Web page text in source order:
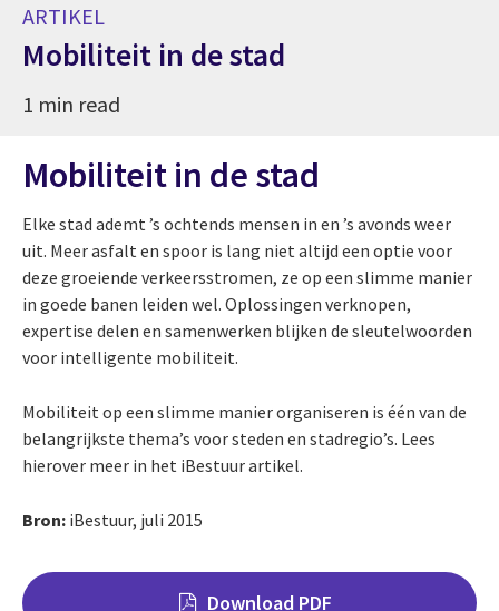
ARTIKEL
Mobiliteit in de stad
1 min read
Mobiliteit in de stad
Elke stad ademt ’s ochtends mensen in en ’s avonds weer
uit. Meer asfalt en spoor is lang niet altijd een optie voor
deze groeiende verkeersstromen, ze op een slimme manier
in goede banen leiden wel. Oplossingen verknopen,
expertise delen en samenwerken blijken de sleutelwoorden
voor intelligente mobiliteit.
Mobiliteit op een slimme manier organiseren is één van de
belangrijkste thema’s voor steden en stadregio’s. Lees
hierover meer in het iBestuur artikel.
Bron: iBestuur, juli 2015
Download PDF